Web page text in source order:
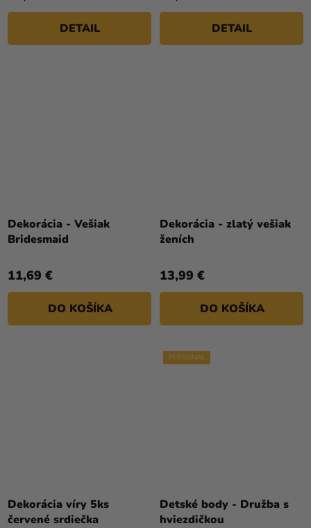
DETAIL DETAIL
Dekorácia - Vešiak
Bridesmaid
11,69 €
DO KOŠÍKA
Dekorácia - zlatý vešiak
ženích
13,99 €
DO KOŠÍKA
Dekorácia víry 5ks
červené srdiečka
PERSONAL
Detské body - Družba s
hviezdičkou